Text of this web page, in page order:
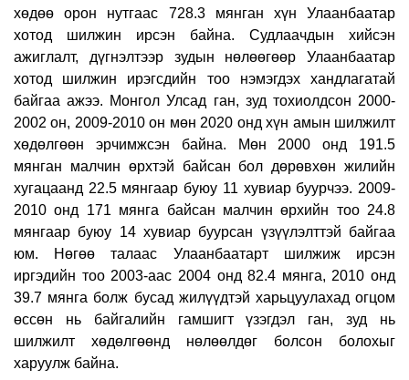
хөдөө орон нутгаас 728.3 мянган хүн Улаанбаатар
хотод шилжин ирсэн байна. Судлаачдын хийсэн
ажиглалт, дүгнэлтээр зудын нөлөөгөөр Улаанбаатар
хотод шилжин ирэгсдийн тоо нэмэгдэх хандлагатай
байгаа ажээ. Монгол Улсад ган, зуд тохиолдсон 2000-
2002 он, 2009-2010 он мөн 2020 онд хүн амын шилжилт
хөдөлгөөн эрчимжсэн байна. Мөн 2000 онд 191.5
мянган малчин өрхтэй байсан бол дөрөвхөн жилийн
хугацаанд 22.5 мянгаар буюу 11 хувиар буурчээ. 2009-
2010 онд 171 мянга байсан малчин өрхийн тоо 24.8
мянгаар буюу 14 хувиар буурсан үзүүлэлттэй байгаа
юм. Нөгөө талаас Улаанбаатарт шилжиж ирсэн
иргэдийн тоо 2003-аас 2004 онд 82.4 мянга, 2010 онд
39.7 мянга болж бусад жилүүдтэй харьцуулахад огцом
өссөн нь байгалийн гамшигт үзэгдэл ган, зуд нь
шилжилт хөдөлгөөнд нөлөөлдөг болсон болохыг
харуулж байна.